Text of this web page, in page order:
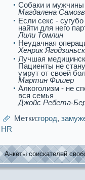
Собаки и мужчины
Магдалена
Если секс -
найти для него
Лили Томлин
Неудачная
Хенрик
Лучшая
Пациенты не
умрут от своей
Мартин Фишер
Алкоголизм - не
вся семья
Джойс Ребета-
Метки:город,
HR
Анкеты соискaтелей